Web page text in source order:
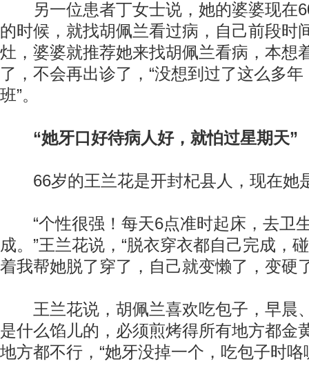
另一位患者丁女士说，她的婆婆现在
的时候，就找胡佩兰看过病，自己前段时
灶，婆婆就推荐她来找胡佩兰看病，本想
了，不会再出诊了，“没想到过了这么多
班”。
“她牙口好待病人好，就怕过星期天”
66岁的王兰花是开封杞县人，现在她
“个性很强！每天6点准时起床，去卫
成。”王兰花说，“脱衣穿衣都自己完成，
着我帮她脱了穿了，自己就变懒了，变硬
王兰花说，胡佩兰喜欢吃包子，早晨
是什么馅儿的，必须煎烤得所有地方都金
地方都不行，“她牙没掉一个，吃包子时咯